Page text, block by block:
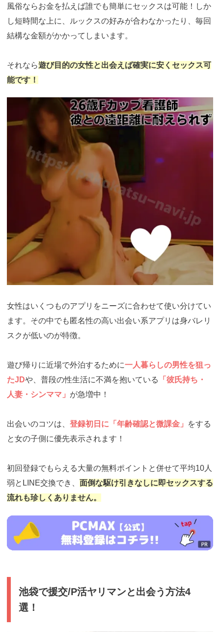
風俗ならお金を払えば誰でも簡単にセックスは可能！しか
し短時間な上に、ルックスの好みが合わなかったり、毎回
結構な金額がかかってしまいます。
それなら遊び目的の女性と出会えば確実に安くセックス可
能です！
https://pcmax.jp/lp/?
ad_id=rm327007
女性はいくつものアプリをニーズに合わせて使い分けてい
ます。その中でも匿名性の高い出会い系アプリは身バレリ
スクが低いのが特徴。
遊び帰りに近場で外泊するために一人暮らしの男性を狙っ
たJDや、普段の性生活に不満を抱いている
「彼氏持ち・
人妻・シンママ」 が急増中！
出会いのコツは、 登録初日に「年齢確認と微課金」
をする
と女の子側に優先表示されます！
初回登録でもらえる大量の無料ポイントと併せて平均10人
弱とLINE交換でき、 面倒な駆け引きなしに即セックスする
流れも珍しくありません。
https://pcmax.jp/lp/?
ad_id=rm327007
池袋で援交/P活ヤリマンと出会う方法4
選！